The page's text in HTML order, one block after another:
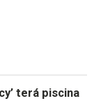
terá piscina